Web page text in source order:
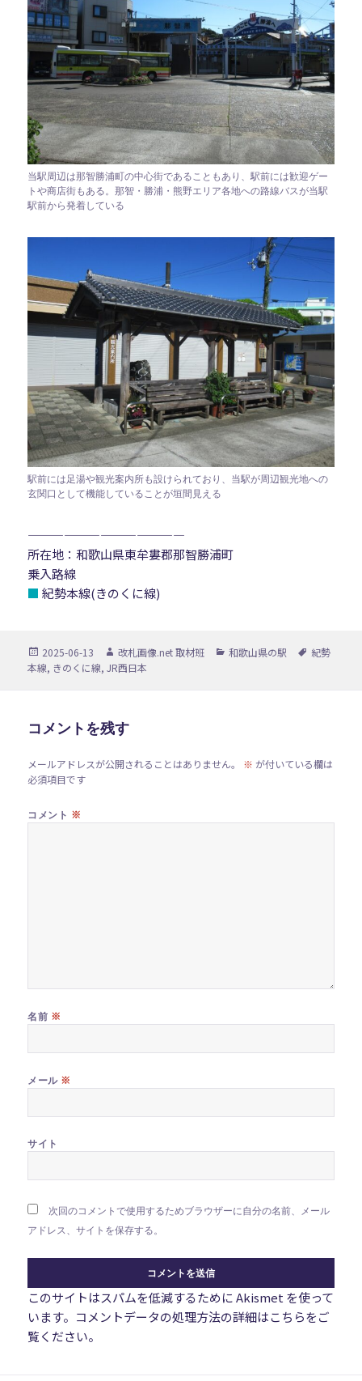
当駅周辺は那智勝浦町の中心街であることもあり、駅前には歓迎ゲー
トや商店街もある。那智・勝浦・熊野エリア各地への路線バスが当駅
駅前から発着している
駅前には足湯や観光案内所も設けられており、当駅が周辺観光地への
玄関口として機能していることが垣間見える
—————————————
所在地：和歌山県東牟婁郡那智勝浦町
乗入路線
■ 紀勢本線(きのくに線)
投
稿
2025-06-13
作
成
改札画像.net 取材班
カ
和歌山県の駅
タ
紀勢
本線, きのくに線,JR西日本
コメントを残す
メールアドレスが公開されることはありません。 ※ が付いている欄は
必須項目です
コメント ※
名前 ※
メール ※
サイト
次回のコメントで使用するためブラウザーに自分の名前、メール
アドレス、サイトを保存する。
このサイトはスパムを低減するために Akismet を使って
います。 コメントデータの処理方法の詳細はこちらをご
覧ください。